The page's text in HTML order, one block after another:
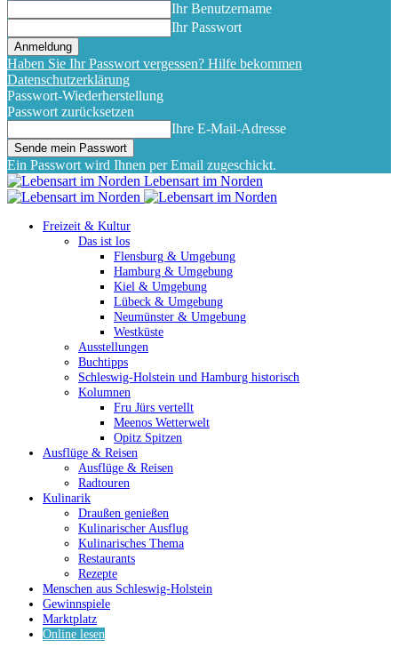
Ihr Benutzername
Ihr Passwort
Haben Sie Ihr Passwort vergessen? Hilfe bekommen
Datenschutzerklärung
Passwort-Wiederherstellung
Passwort zurücksetzen
Ihre E-Mail-Adresse
Ein Passwort wird Ihnen per Email zugeschickt.
Lebensart im Norden
Freizeit & Kultur
Das ist los
Flensburg & Umgebung
Hamburg & Umgebung
Kiel & Umgebung
Lübeck & Umgebung
Neumünster & Umgebung
Westküste
Ausstellungen
Buchtipps
Schleswig-Holstein und Hamburg historisch
Kolumnen
Fru Jürs vertellt
Meenos Wetterwelt
Opitz Spitzen
Ausflüge & Reisen
Ausflüge & Reisen
Radtouren
Kulinarik
Draußen genießen
Kulinarischer Ausflug
Kulinarisches Thema
Restaurants
Rezepte
Menschen aus Schleswig-Holstein
Gewinnspiele
Marktplatz
Online lesen